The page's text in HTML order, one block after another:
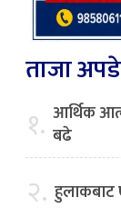
ताजा
१. आर्थिक
बढे
२. हुलाकबाट